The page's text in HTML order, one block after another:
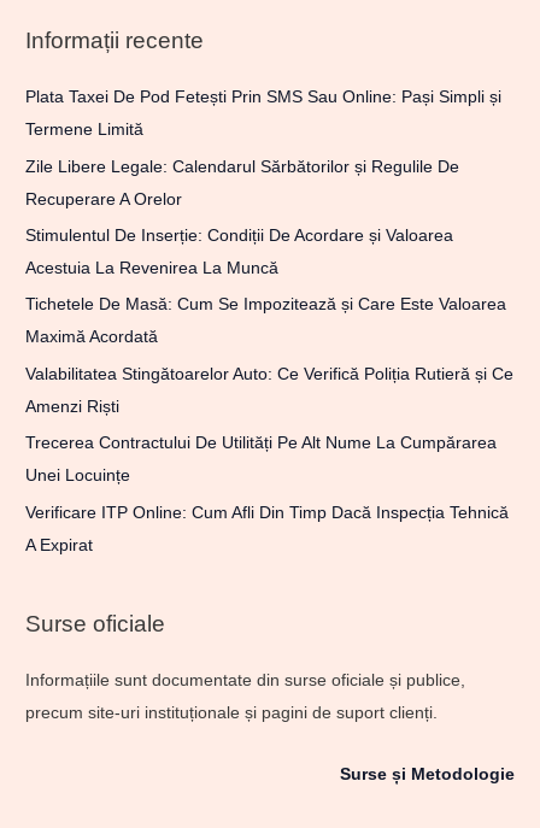
Informații recente
Plata Taxei De Pod Fetești Prin SMS Sau Online: Pași Simpli și
Termene Limită
Zile Libere Legale: Calendarul Sărbătorilor și Regulile De
Recuperare A Orelor
Stimulentul De Inserție: Condiții De Acordare și Valoarea
Acestuia La Revenirea La Muncă
Tichetele De Masă: Cum Se Impozitează și Care Este Valoarea
Maximă Acordată
Valabilitatea Stingătoarelor Auto: Ce Verifică Poliția Rutieră și Ce
Amenzi Riști
Trecerea Contractului De Utilități Pe Alt Nume La Cumpărarea
Unei Locuințe
Verificare ITP Online: Cum Afli Din Timp Dacă Inspecția Tehnică
A Expirat
Surse oficiale
Informațiile sunt documentate din surse oficiale și publice,
precum site-uri instituționale și pagini de suport clienți.
Surse și Metodologie